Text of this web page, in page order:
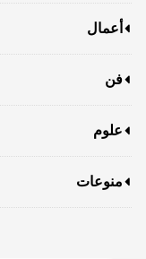
أعمال
فن
علوم
منوعات